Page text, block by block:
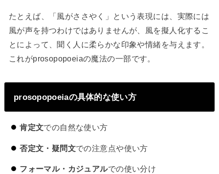
たとえば、「風がささやく」という表現には、実際には
風が声を持つわけではありませんが、風を擬人化するこ
とによって、聞く人に柔らかな印象や情緒を与えます。
これがprosopopoeiaの魔法の一部です。
prosopopoeiaの具体的な使い方
肯定文での自然な使い方
否定文・疑問文での注意点や使い方
フォーマル・カジュアルでの使い分け